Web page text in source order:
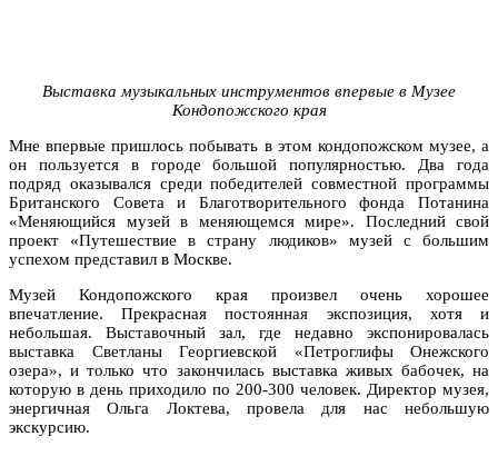
Выставка музыкальных инструментов впервые в Музее
Кондопожского края
Мне впервые пришлось побывать в этом кондопожском музее, а
он пользуется в городе большой популярностью. Два года
подряд оказывался среди победителей совместной программы
Британского Совета и Благотворительного фонда Потанина
«Меняющийся музей в меняющемся мире». Последний свой
проект «Путешествие в страну людиков» музей с большим
успехом представил в Москве.
Музей Кондопожского края произвел очень хорошее
впечатление. Прекрасная постоянная экспозиция, хотя и
небольшая. Выставочный зал, где недавно экспонировалась
выставка Светланы Георгиевской «Петроглифы Онежского
озера», и только что закончилась выставка живых бабочек, на
которую в день приходило по 200-300 человек. Директор музея,
энергичная Ольга Локтева, провела для нас небольшую
экскурсию.